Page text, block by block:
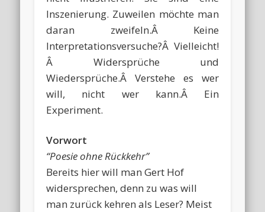
Inszenierung. Zuweilen möchte man
daran zweifeln.Â Keine
Interpretationsversuche?Â Vielleicht!
Â Widersprüche und
Wiedersprüche.Â Verstehe es wer
will, nicht wer kann.Â Ein
Experiment.
Vorwort
“Poesie ohne Rückkehr”
Bereits hier will man Gert Hof
widersprechen, denn zu was will
man zurück kehren als Leser? Meist